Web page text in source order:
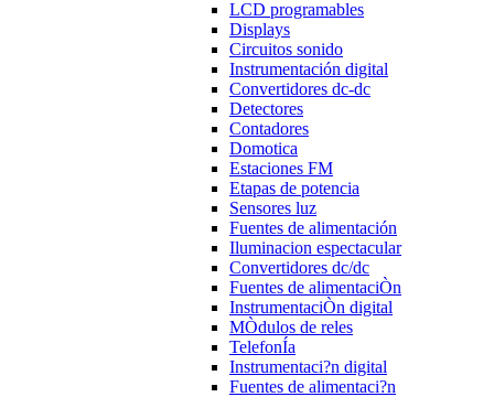
LCD programables
Displays
Circuitos sonido
Instrumentación digital
Convertidores dc-dc
Detectores
Contadores
Domotica
Estaciones FM
Etapas de potencia
Sensores luz
Fuentes de alimentación
Iluminacion espectacular
Convertidores dc/dc
Fuentes de alimentaciÒn
InstrumentaciÒn digital
MÒdulos de reles
TelefonÍa
Instrumentaci?n digital
Fuentes de alimentaci?n